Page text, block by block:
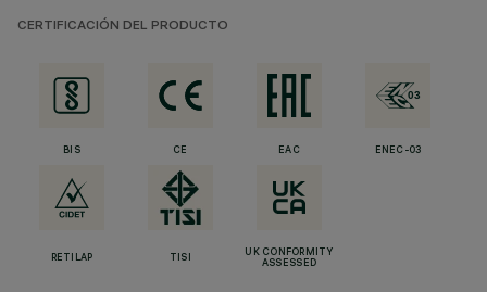
CERTIFICACIÓN DEL PRODUCTO
BIS CE EAC ENEC-03
RETILAP TISI
UK CONFORMITY
ASSESSED